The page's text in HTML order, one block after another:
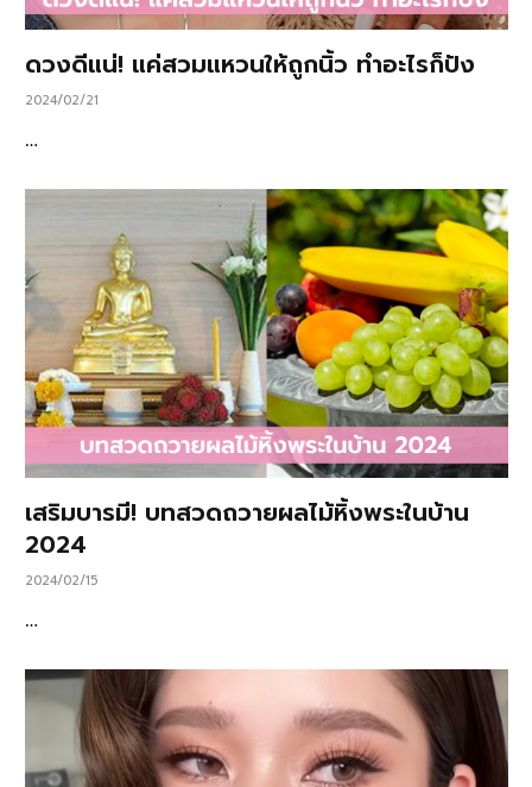
ดวงดีแน่! แค่สวมแหวนให้ถูกนิ้ว ทำอะไรก็ปัง
2024/02/21
…
เสริมบารมี! บทสวดถวายผลไม้หิ้งพระในบ้าน
2024
2024/02/15
…